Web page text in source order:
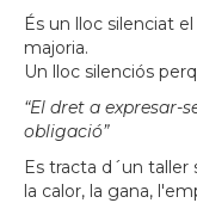
És un lloc silenciat
majoria.
Un lloc silenciós
“El dret a expresar-
obligació”
Es tracta d´un taller
la calor, la gana,